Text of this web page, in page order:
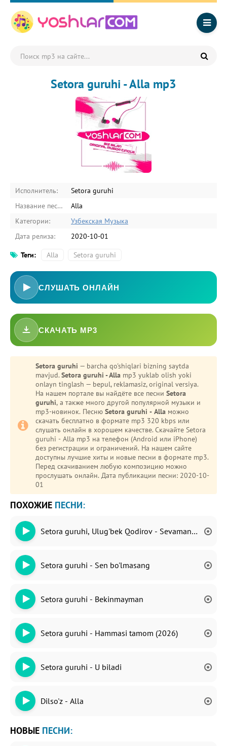
Setora guruhi - Alla mp3
Исполнитель:
Setora guruhi
Название песни:
Alla
Категории:
Узбекская Музыка
Дата релиза:
2020-10-01
Теги: Alla Setora guruhi
СЛУШАТЬ ОНЛАЙН
СКАЧАТЬ MP3
Setora guruhi — barcha qo'shiqlari bizning saytda
mavjud. Setora guruhi - Alla mp3 yuklab olish yoki
onlayn tinglash — bepul, reklamasiz, original versiya.
На нашем портале вы найдёте все песни Setora
guruhi, а также много другой популярной музыки и
mp3-новинок. Песню Setora guruhi - Alla можно
скачать бесплатно в формате mp3 320 kbps или
слушать онлайн в хорошем качестве. Скачайте Setora
guruhi - Alla mp3 на телефон (Android или iPhone)
без регистрации и ограничений. На нашем сайте
доступны лучшие хиты и новые песни в формате mp3.
Перед скачиванием любую композицию можно
прослушать онлайн. Дата публикации песни: 2020-10-
01
ПОХОЖИЕ ПЕСНИ:
Setora guruhi, Ulug'bek Qodirov - Sevaman seni
Setora guruhi - Sen bo'lmasang
Setora guruhi - Bekinmayman
Setora guruhi - Hammasi tamom (2026)
Setora guruhi - U biladi
Dilso'z - Alla
НОВЫЕ ПЕСНИ: